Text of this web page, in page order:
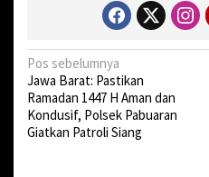
N
a
v
i
Pos sebelumnya
Jawa Barat: Pastikan
Ramadan 1447 H Aman dan
Kondusif, Polsek Pabuaran
Giatkan Patroli Siang